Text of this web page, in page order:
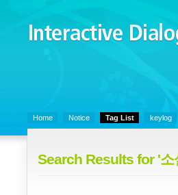
Interactive
PR 2.0
Home Notice Tag List keylog
Search Results for '소